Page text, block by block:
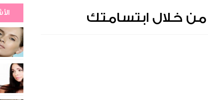
خلال ابتسامتك